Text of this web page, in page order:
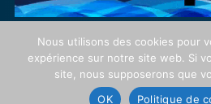
Nous utilisons des cookies pour
expérience sur notre site web. Si
site, nous supposerons que
OK
Politique de